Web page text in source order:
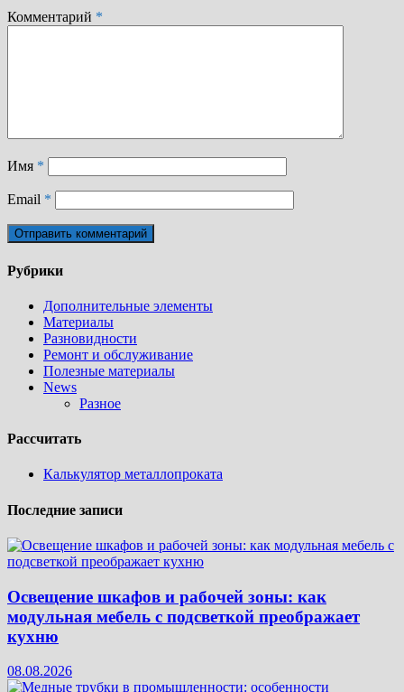
Комментарий *
Имя *
Email *
Рубрики
Дополнительные элементы
Материалы
Разновидности
Ремонт и обслуживание
Полезные материалы
News
Разное
Рассчитать
Калькулятор металлопроката
Последние записи
Освещение шкафов и рабочей зоны: как
модульная мебель с подсветкой преображает
кухню
08.08.2026